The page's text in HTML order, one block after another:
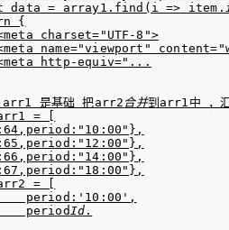
data = array1.find(i => item.
{
charset="UTF-8">
name="viewport"
http-equiv="...
arr1 是基础 把arr2 合并到arr1中 ，
= [
= [
period:'10:00',
period
Id .